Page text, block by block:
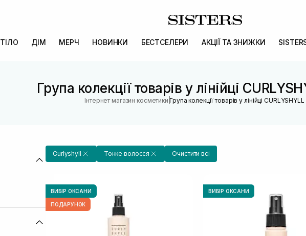
ТІЛО ДІМ МЕРЧ НОВИНКИ БЕСТСЕЛЕРИ АКЦІЇ ТА ЗНИЖКИ
Група колекції товарів у лінійці
Інтернет магазин косметики |Група колекції товарів у лінійці
Curlyshyll Тонке волосся Очистити всі
ВИБІР ОКСАНИ
ПОДАРУНОК
ВИБІР ОКСАНИ